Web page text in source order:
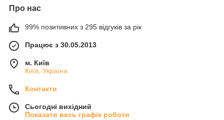
Про нас
99% позитивних з 295 відгуків за рік
Працює з 30.05.2013
м. Київ
Київ, Україна
Контакти
Сьогодні вихідний
Показати весь графік роботи